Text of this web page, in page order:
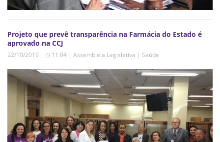
Projeto que prevê transparência na Farmácia do Estado é
aprovado na CCJ
22/10/2019 | ◷ 11:04 | Assembleia Legislativa | Saúde